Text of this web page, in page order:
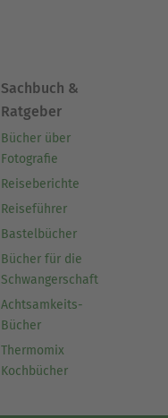
Sachbuch &
Ratgeber
Bücher über
Fotografie
Reiseberichte
Reiseführer
Bastelbücher
Bücher für die
Schwangerschaft
Achtsamkeits-
Bücher
Thermomix
Kochbücher